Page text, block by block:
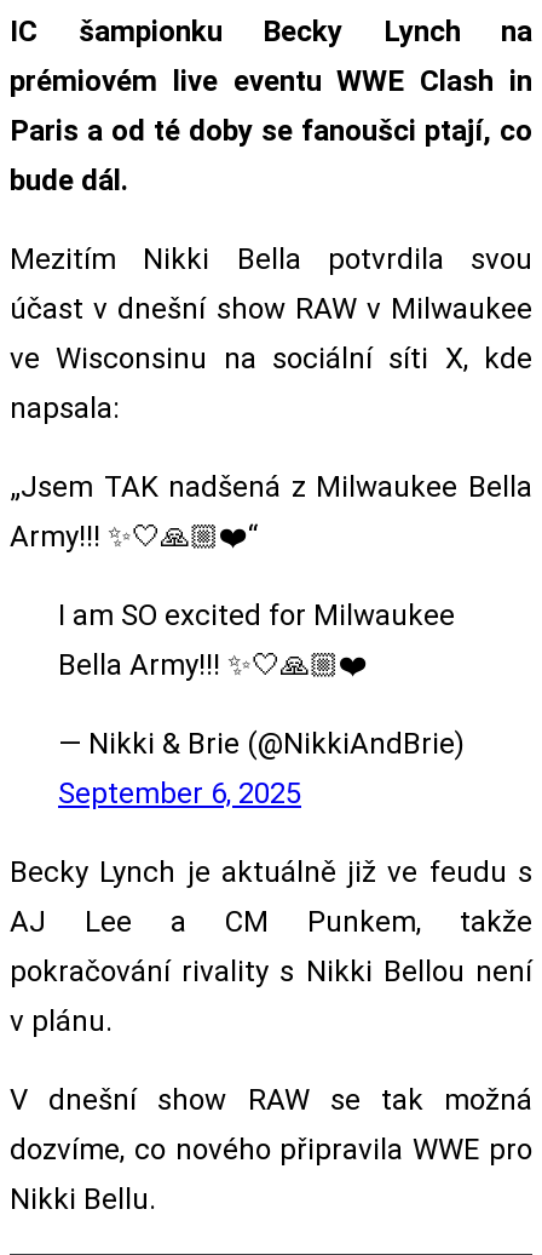
IC šampionku Becky Lynch na
prémiovém live eventu WWE Clash in
Paris a od té doby se fanoušci ptají, co
bude dál.
Mezitím Nikki Bella potvrdila svou
účast v dnešní show RAW v Milwaukee
ve Wisconsinu na sociální síti X, kde
napsala:
„Jsem TAK nadšená z Milwaukee Bella
Army!!! ✨🤍🙏🏼❤️“
I am SO excited for Milwaukee
Bella Army!!! ✨🤍🙏🏼❤️
— Nikki & Brie (@NikkiAndBrie)
September 6, 2025
Becky Lynch je aktuálně již ve feudu s
AJ Lee a CM Punkem, takže
pokračování rivality s Nikki Bellou není
v plánu.
V dnešní show RAW se tak možná
dozvíme, co nového připravila WWE pro
Nikki Bellu.